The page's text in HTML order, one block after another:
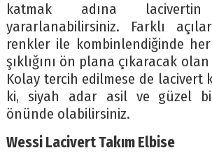
katmak adına lacivertin
yararlanabilirsiniz. Farklı
renkler ile kombinlendiğinde
şıklığını ön plana çıkaracak
Kolay tercih edilmese de
ki, siyah adar asil ve güzel
önünde olabilirsiniz.
Wessi Lacivert Takım Elbise